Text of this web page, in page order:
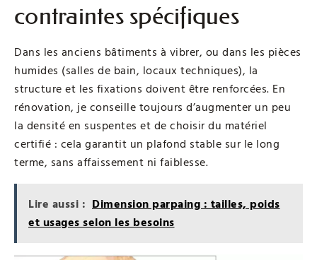
contraintes spécifiques
Dans les anciens bâtiments à vibrer, ou dans les pièces
humides (salles de bain, locaux techniques), la
structure et les fixations doivent être renforcées. En
rénovation, je conseille toujours d’augmenter un peu
la densité en suspentes et de choisir du matériel
certifié : cela garantit un plafond stable sur le long
terme, sans affaissement ni faiblesse.
Lire aussi : Dimension parpaing : tailles, poids
et usages selon les besoins